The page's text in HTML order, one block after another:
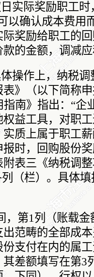
实际奖励职工
以确认成本费用
奖励给职工的
的金额，调减
操作上，纳税
》（以下简称
指南》指出：“企
益工具，对职
质上属于职工
时，回购股份
表三《纳税调
（栏）。具体
，第1 列（账载金
范畴的全部成
支付在内的属
差额填写在第3